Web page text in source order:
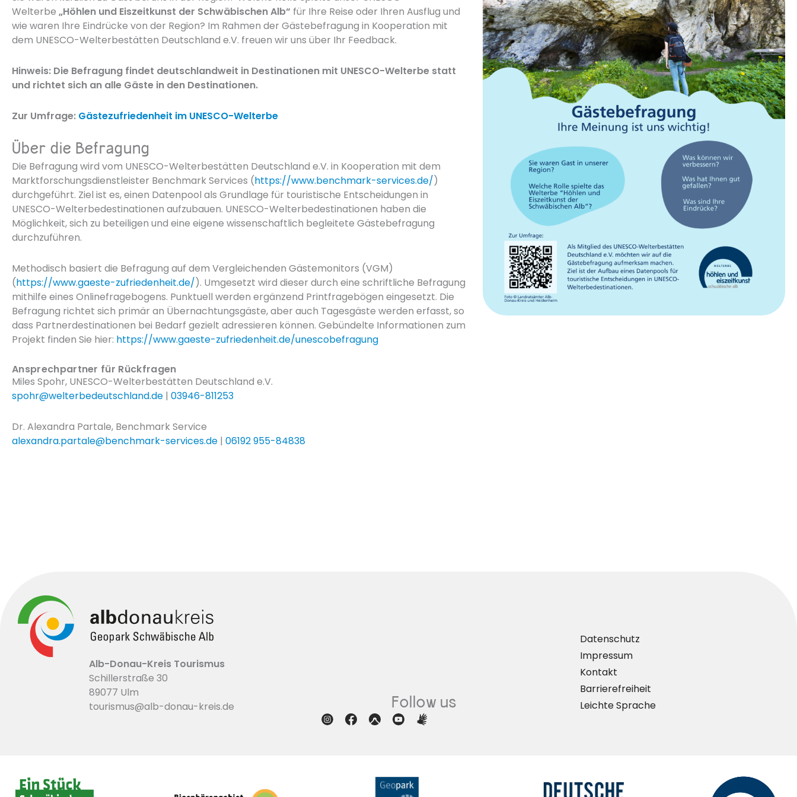
Welterbe „Höhlen und Eiszeitkunst der Schwäbischen Alb“ für Ihre Reise oder Ihren Ausflug und
wie waren Ihre Eindrücke von der Region? Im Rahmen der Gästebefragung in Kooperation mit
dem UNESCO-Welterbestätten Deutschland e.V. freuen wir uns über Ihr Feedback.
Hinweis: Die Befragung findet deutschlandweit in Destinationen mit UNESCO-Welterbe statt
und richtet sich an alle Gäste in den Destinationen.
Zur Umfrage: Gästezufriedenheit im UNESCO-Welterbe
Über die Befragung
Die Befragung wird vom UNESCO-Welterbestätten Deutschland e.V. in Kooperation mit dem
Marktforschungsdienstleister Benchmark Services (https://www.benchmark-services.de/)
durchgeführt. Ziel ist es, einen Datenpool als Grundlage für touristische Entscheidungen in
UNESCO-Welterbedestinationen aufzubauen. UNESCO-Welterbedestinationen haben die
Möglichkeit, sich zu beteiligen und eine eigene wissenschaftlich begleitete Gästebefragung
durchzuführen.
Methodisch basiert die Befragung auf dem Vergleichenden Gästemonitors (VGM)
(https://www.gaeste-zufriedenheit.de/). Umgesetzt wird dieser durch eine schriftliche Befragung
mithilfe eines Onlinefragebogens. Punktuell werden ergänzend Printfragebögen eingesetzt. Die
Befragung richtet sich primär an Übernachtungsgäste, aber auch Tagesgäste werden erfasst, so
dass Partnerdestinationen bei Bedarf gezielt adressieren können. Gebündelte Informationen zum
Projekt finden Sie hier: https://www.gaeste-zufriedenheit.de/unescobefragung
Ansprechpartner für Rückfragen
Miles Spohr, UNESCO-Welterbestätten Deutschland e.V.
spohr@welterbedeutschland.de | 03946-811253
Dr. Alexandra Partale, Benchmark Service
alexandra.partale@benchmark-services.de | 06192 955-84838
Alb-Donau-Kreis Tourismus
Schillerstraße 30
89077 Ulm
tourismus@alb-donau-kreis.de
Follow us
Datenschutz
Impressum
Kontakt
Barrierefreiheit
Leichte Sprache